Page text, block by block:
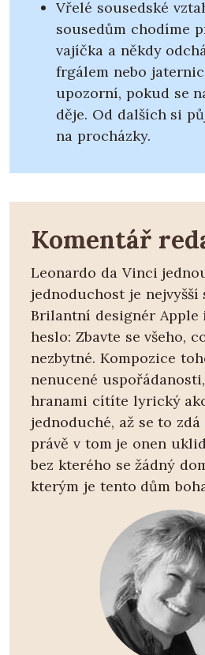
Vřelé sousedské
sousedům chodíme
vajíčka a někdy
frgálem nebo
upozorní, pokud se
děje. Od dalších si
na procházky.
Komentář
Leonardo da Vinci
jednoduchost je nejvyšší
Brilantní designér Apple
heslo: Zbavte se všeho,
nezbytné. Kompozice
nenucené
hranami cítíte lyrický
jednoduché, až se to zdá
právě v tom je onen
bez kterého se žádný
kterým je tento dům